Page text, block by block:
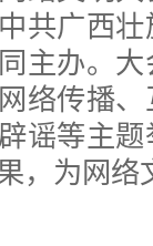
共广西
主办。
络传播
谣等主
，为网